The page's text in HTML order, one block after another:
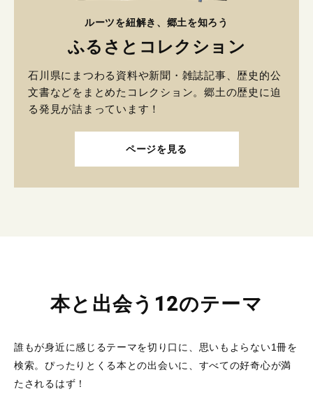
ルーツを紐解き、郷土を知ろう
ふるさとコレクション
石川県にまつわる資料や新聞・雑誌記事、歴史的公
文書などをまとめたコレクション。郷土の歴史に迫
る発見が詰まっています！
ページを見る
本と出会う12のテーマ
誰もが身近に感じるテーマを切り口に、思いもよらない1冊を
検索。 ぴったりとくる本との出会いに、すべての好奇心が満
たされるはず！